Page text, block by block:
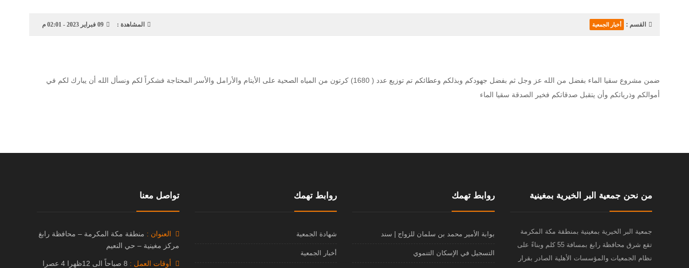
القسم : أخبار الجمعية المشاهدة : 09 فبراير 2023 - 02:01 م
ضمن مشروع ⁧‫سقيا الماء‬⁩ بفضل من الله عز وجل ثم بفضل جهودكم وبذلكم وعطائكم تم توزيع عدد ( 1680) كرتون من المياه الصحية على الأيتام والأرامل والأسر المحتاجة فشكراً لكم ونسأل الله أن يبارك لكم في
أموالكم وذرياتكم وأن يتقبل صدقاتكم فخير الصدقة سقيا الماء
من نحن جمعية البر الخيرية بمغينية
جمعية البر الخيرية بمغينية بمنطقة مكة المكرمة
تقع شرق محافظة رابغ بمسافة 55 كلم وبناءً على
نظام الجمعيات والمؤسسات الأهلية الصادر بقرار
روابط تهمك
بوابة الأمير محمد بن سلمان للزواج | سند
التسجيل في الإسكان التنموي
روابط تهمك
شهادة الجمعية
أخبار الجمعية
تواصل معنا
العنوان : منطقة مكة المكرمة – محافظة رابغ
مركز مغينية – حي النعيم
أوقات العمل : 8 صباحاً الى 12ظهرا 4 عصرا